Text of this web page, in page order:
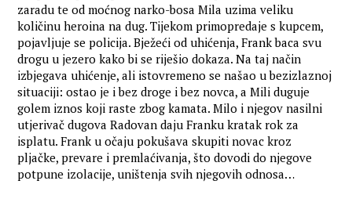
zaradu te od moćnog narko-bosa Mila uzima veliku
količinu heroina na dug. Tijekom primopredaje s kupcem,
pojavljuje se policija. Bježeći od uhićenja, Frank baca svu
drogu u jezero kako bi se riješio dokaza. Na taj način
izbjegava uhićenje, ali istovremeno se našao u bezizlaznoj
situaciji: ostao je i bez droge i bez novca, a Mili duguje
golem iznos koji raste zbog kamata. Milo i njegov nasilni
utjerivač dugova Radovan daju Franku kratak rok za
isplatu. Frank u očaju pokušava skupiti novac kroz
pljačke, prevare i premlaćivanja, što dovodi do njegove
potpune izolacije, uništenja svih njegovih odnosa…